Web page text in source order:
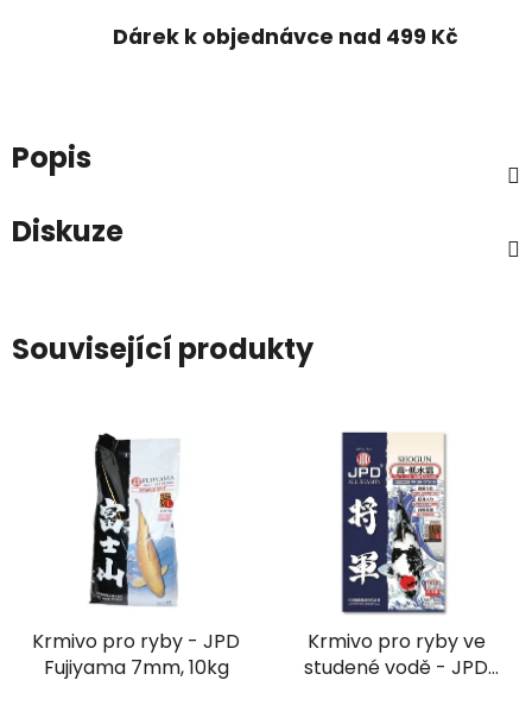
Dárek k objednávce nad 499 Kč
Popis
Diskuze
Související produkty
Krmivo pro ryby - JPD
Fujiyama 7mm, 10kg
Krmivo pro ryby ve
studené vodě - JPD